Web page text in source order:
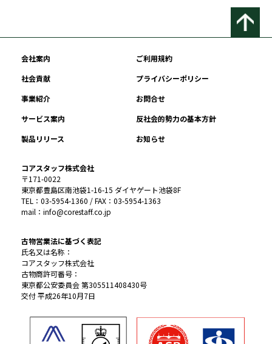
会社案内
ご利用規約
社会貢献
プライバシーポリシー
事業紹介
お問合せ
サービス案内
反社会的勢力の基本方針
製品リリース
お知らせ
コアスタッフ株式会社
〒171-0022
東京都豊島区南池袋1-16-15 ダイヤゲート池袋8F
TEL：03-5954-1360 / FAX：03-5954-1363
mail：info@corestaff.co.jp
古物営業法に基づく表記
氏名又は名称：
コアスタッフ株式会社
古物商許可番号：
東京都公安委員会 第305511408430号
交付 平成26年10月7日